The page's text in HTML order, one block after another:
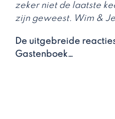
zeker niet de laatste
zijn geweest. Wim &
De uitgebreide
Gastenboek…